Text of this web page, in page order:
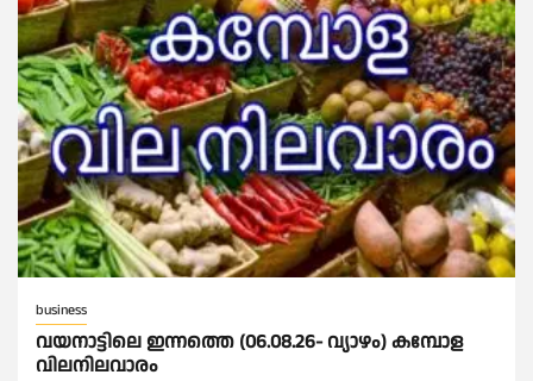
business
വയനാട്ടിലെ ഇന്നത്തെ (06.08.26- വ്യാഴം) കമ്പോള
വിലനിലവാരം